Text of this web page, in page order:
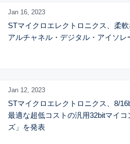
Jan 16, 2023
STマイクロエレクトロニクス、柔
アルチャネル・デジタル・アイソレ
Jan 12, 2023
STマイクロエレクトロニクス、8/
最適な超低コストの汎用32bitマイ
ズ」を発表